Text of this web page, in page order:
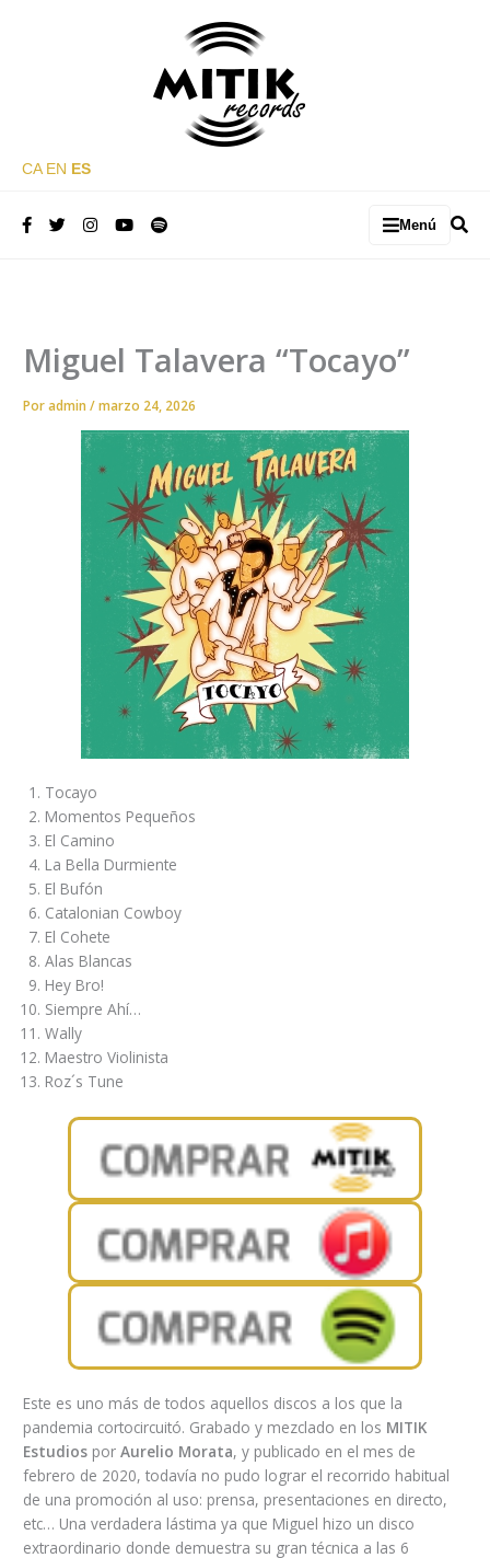
CA EN ES
Menú
Miguel Talavera “Tocayo”
Poradmin/marzo 24, 2026
Tocayo
Momentos Pequeños
El Camino
La Bella Durmiente
El Bufón
Catalonian Cowboy
El Cohete
Alas Blancas
Hey Bro!
Siempre Ahí…
Wally
Maestro Violinista
Roz´s Tune
Este es uno más de todos aquellos discos a los que la
pandemia cortocircuitó. Grabado y mezclado en los MITIK
Estudios porAurelio Morata, y publicado en el mes de
febrero de 2020, todavía no pudo lograr el recorrido habitual
de una promoción al uso: prensa, presentaciones en directo,
etc… Una verdadera lástima ya que Miguel hizo un disco
extraordinario donde demuestra su gran técnica a las 6